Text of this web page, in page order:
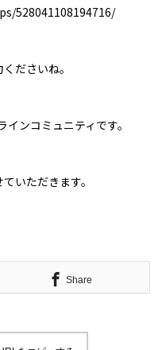
528041108194716/
ださいね。
ンコミュニティです。
いただきます。
Share